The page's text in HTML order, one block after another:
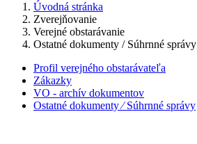
Úvodná stránka
Zverejňovanie
Verejné obstarávanie
Ostatné dokumenty / Súhrnné správy
Profil verejného obstarávateľa
Zákazky
VO - archív dokumentov
Ostatné dokumenty ⁄ Súhrnné správy